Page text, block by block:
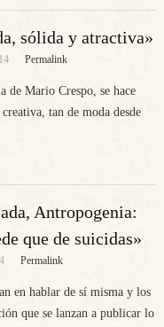
sólida y atractiva»
Permalink
de Mario Crespo, se hace
tan de moda desde
Antropogenia:
que de suicidas»
Permalink
en hablar de sí misma y los
que se lanzan a publicar lo